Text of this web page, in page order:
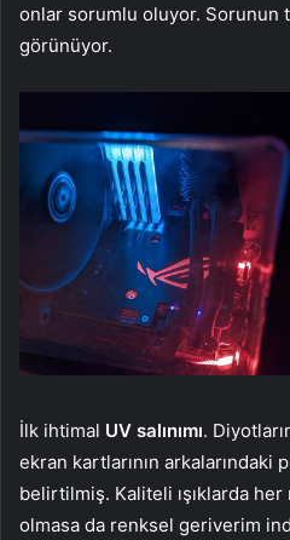
onlar sorumlu oluyor. Sorunun
görünüyor.
İlk ihtimal UV salınımı.
ekran kartlarının arkalarındaki
belirtilmiş. Kaliteli ışıklarda her
olmasa da renksel geriverim